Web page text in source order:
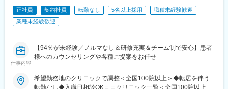
正社員 契約社員 転勤なし 5名以上採用
職種未経験歓迎
業種未経験歓迎
仕事内容
【94％が未経験／ノルマなし＆研修充実＆チーム制で安心】患者
様へのカウンセリングや各種ご提案をお任せ
希望勤務地のクリニックで調整＜全国100院以上＞◆転居を伴う
転勤なし◆入職日相談OK＝＝クリニック一覧＜全国100院以上展